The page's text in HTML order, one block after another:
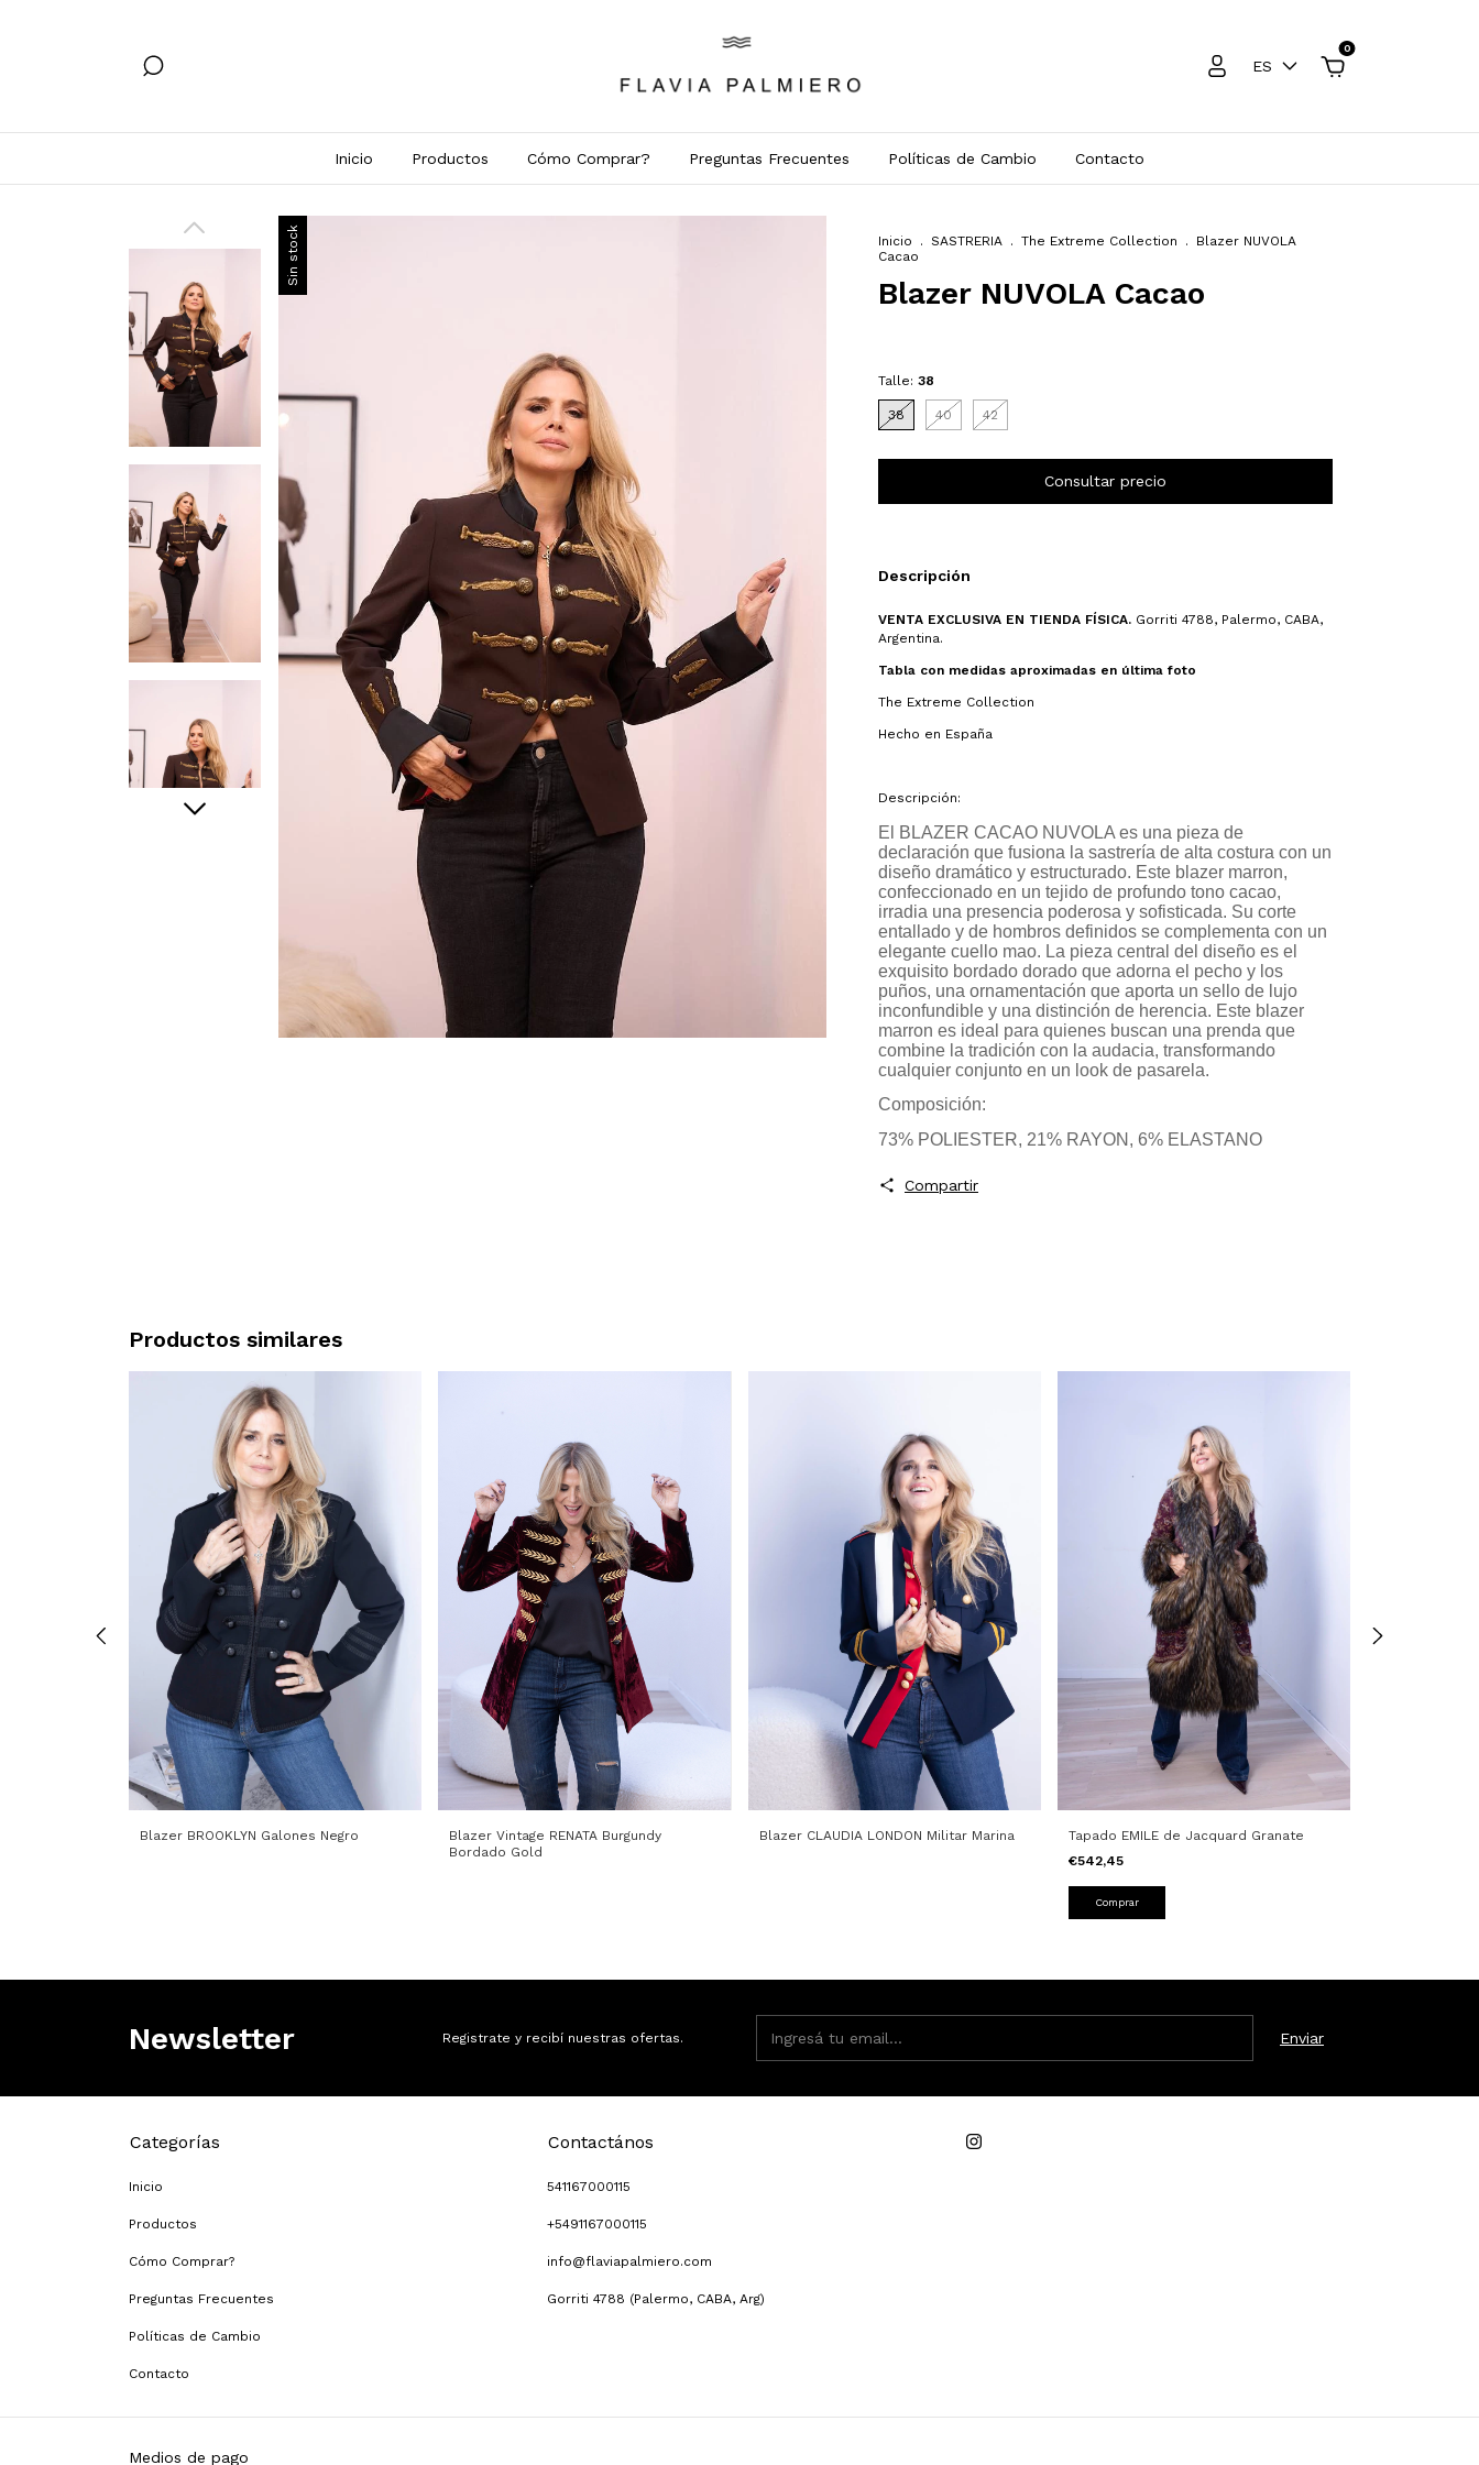
ES
0
Inicio Productos Cómo Comprar? Preguntas Frecuentes Políticas de Cambio Contacto
Sin stock Inicio . SASTRERIA . The Extreme Collection .
Blazer NUVOLA
Cacao
Blazer NUVOLA Cacao
Talle: 38
38 40 42
Descripción
VENTA EXCLUSIVA EN TIENDA FÍSICA. Gorriti 4788, Palermo, CABA,
Argentina.
Tabla con medidas aproximadas en última foto
The Extreme Collection
Hecho en España
Descripción:
El BLAZER CACAO NUVOLA es una pieza de
declaración que fusiona la sastrería de alta costura con un
diseño dramático y estructurado. Este blazer marron,
confeccionado en un tejido de profundo tono cacao,
irradia una presencia poderosa y sofisticada. Su corte
entallado y de hombros definidos se complementa con un
elegante cuello mao. La pieza central del diseño es el
exquisito bordado dorado que adorna el pecho y los
puños, una ornamentación que aporta un sello de lujo
inconfundible y una distinción de herencia. Este blazer
marron es ideal para quienes buscan una prenda que
combine la tradición con la audacia, transformando
cualquier conjunto en un look de pasarela.
Composición:
73% POLIESTER, 21% RAYON, 6% ELASTANO
Compartir
Productos similares
Blazer BROOKLYN Galones Negro
Blazer Vintage RENATA Burgundy
Bordado Gold
Blazer CLAUDIA LONDON Militar Marina
Tapado EMILE de Jacquard Granate
€542,45
Comprar
Newsletter Registrate y recibí nuestras ofertas.
Categorías
Inicio
Productos
Cómo Comprar?
Preguntas Frecuentes
Políticas de Cambio
Contacto
Contactános
541167000115
+5491167000115
info@flaviapalmiero.com
Gorriti 4788 (Palermo, CABA, Arg)
Medios de pago